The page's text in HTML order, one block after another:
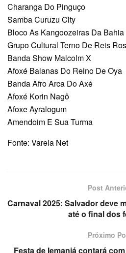
Charanga Do Pinguço
Samba Curuzu City
Bloco As Kangoozeiras Da Bahia
Grupo Cultural Terno De Reis
Banda Show Malcolm X
Afoxé Baianas Do Reino De Oya
Banda Afro Arca Do Axé
Afoxé Korin Nagô
Afoxe Ayralogum
Amendoim E Sua Turma
Fonte: Varela Net
Post
Carnaval 2025: Salvador deve
até o final dos
Próximo
Festa de Iemanjá contará